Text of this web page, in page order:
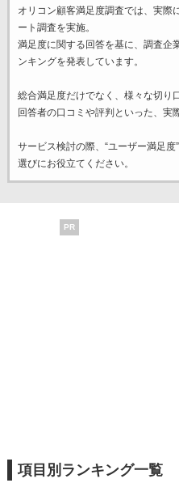
オリコン顧客満足度調査では、実際
ート調査を実施。
満足度に関する回答を基に、調査企
ンキングを発表しています。
総合満足度だけでなく、様々な切り
回答者の口コミや評判といった、実
サービス検討の際、“ユーザー満足度
選びにお役立てください。
PR
項目別ランキング一覧